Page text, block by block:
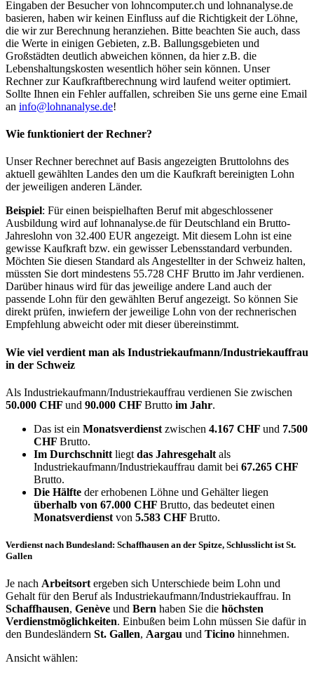
Eingaben der Besucher von lohncomputer.ch und lohnanalyse.de
basieren, haben wir keinen Einfluss auf die Richtigkeit der Löhne,
die wir zur Berechnung heranziehen. Bitte beachten Sie auch, dass
die Werte in einigen Gebieten, z.B. Ballungsgebieten und
Großstädten deutlich abweichen können, da hier z.B. die
Lebenshaltungskosten wesentlich höher sein können. Unser
Rechner zur Kaufkraftberechnung wird laufend weiter optimiert.
Sollte Ihnen ein Fehler auffallen, schreiben Sie uns gerne eine Email
an info@lohnanalyse.de!
Wie funktioniert der Rechner?
Unser Rechner berechnet auf Basis angezeigten Bruttolohns des
aktuell gewählten Landes den um die Kaufkraft bereinigten Lohn
der jeweiligen anderen Länder.
Beispiel: Für einen beispielhaften Beruf mit abgeschlossener
Ausbildung wird auf lohnanalyse.de für Deutschland ein Brutto-
Jahreslohn von 32.400 EUR angezeigt. Mit diesem Lohn ist eine
gewisse Kaufkraft bzw. ein gewisser Lebensstandard verbunden.
Möchten Sie diesen Standard als Angestellter in der Schweiz halten,
müssten Sie dort mindestens 55.728 CHF Brutto im Jahr verdienen.
Darüber hinaus wird für das jeweilige andere Land auch der
passende Lohn für den gewählten Beruf angezeigt. So können Sie
direkt prüfen, inwiefern der jeweilige Lohn von der rechnerischen
Empfehlung abweicht oder mit dieser übereinstimmt.
Wie viel verdient man als Industriekaufmann/Industriekauffrau
in der Schweiz
Als Industriekaufmann/Industriekauffrau verdienen Sie zwischen
50.000 CHF und 90.000 CHF Brutto im Jahr.
Das ist ein Monatsverdienst zwischen 4.167 CHF und 7.500
CHF Brutto.
Im Durchschnitt liegt das Jahresgehalt als
Industriekaufmann/Industriekauffrau damit bei 67.265 CHF
Brutto.
Die Hälfte der erhobenen Löhne und Gehälter liegen
überhalb von 67.000 CHF Brutto, das bedeutet einen
Monatsverdienst von 5.583 CHF Brutto.
Verdienst nach Bundesland: Schaffhausen an der Spitze, Schlusslicht ist St.
Gallen
Je nach Arbeitsort ergeben sich Unterschiede beim Lohn und
Gehalt für den Beruf als Industriekaufmann/Industriekauffrau. In
Schaffhausen, Genève und Bern haben Sie die höchsten
Verdienstmöglichkeiten. Einbußen beim Lohn müssen Sie dafür in
den Bundesländern St. Gallen, Aargau und Ticino hinnehmen.
Ansicht wählen: